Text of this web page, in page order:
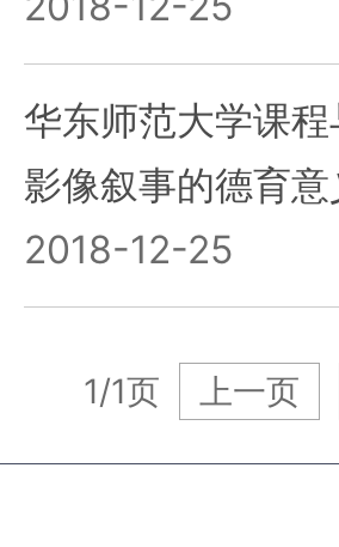
华东师范大学课
影像叙事的德育意
2018-12-25
1/1页 上一页